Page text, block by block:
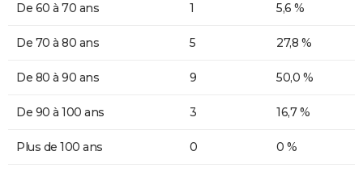
De 60 à 70 ans 1 5,6 %
De 70 à 80 ans 5 27,8 %
De 80 à 90 ans 9 50,0 %
De 90 à 100 ans 3 16,7 %
Plus de 100 ans 0 0 %